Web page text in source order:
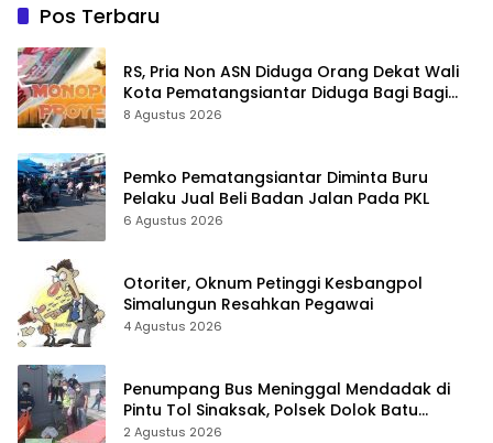
Pos Terbaru
RS, Pria Non ASN Diduga Orang Dekat Wali
Kota Pematangsiantar Diduga Bagi Bagi
Proyek ke Kontraktor
8 Agustus 2026
Pemko Pematangsiantar Diminta Buru
Pelaku Jual Beli Badan Jalan Pada PKL
6 Agustus 2026
Otoriter, Oknum Petinggi Kesbangpol
Simalungun Resahkan Pegawai
4 Agustus 2026
Penumpang Bus Meninggal Mendadak di
Pintu Tol Sinaksak, Polsek Dolok Batu
Nanggar Gerak Cepat Olah TKP
2 Agustus 2026